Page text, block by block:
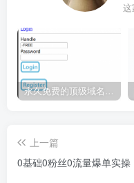
这
永久免费的顶级域名 eu.org 申请教程
上一篇
0基础0粉丝0流量爆单实操